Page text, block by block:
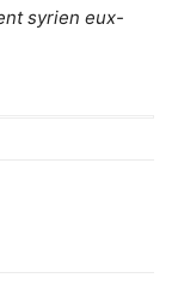
syrien eux-